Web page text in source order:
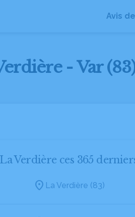
Avis
- Var
Verdière ces 365
La Verdière (83)